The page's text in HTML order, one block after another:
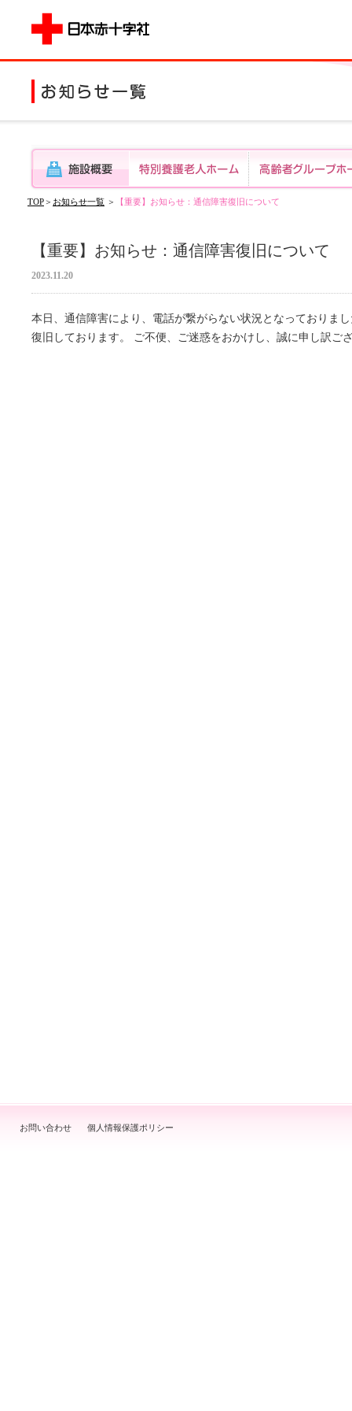
TOP ＞ お知らせ一覧 ＞ 【重要】お知らせ：通信障害復旧について
【重要】お知らせ：通信障害復旧について
2023.11.20
本日、通信障害により、電話が繋がらない状況となっておりま
復旧しております。 ご不便、ご迷惑をおかけし、誠に申し訳ご
お問い合わせ 個人情報保護ポリシー